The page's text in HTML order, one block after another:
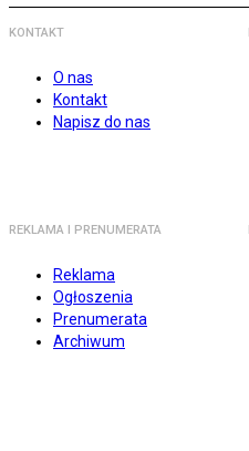
KONTAKT
O nas
Kontakt
Napisz do nas
REKLAMA I PRENUMERATA
Reklama
Ogłoszenia
Prenumerata
Archiwum